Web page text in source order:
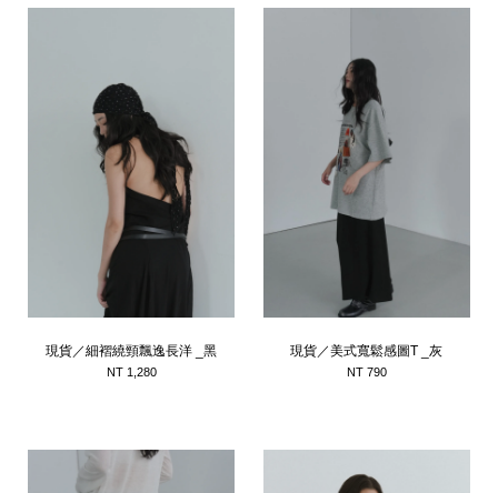
現貨／細褶繞頸飄逸長洋 _黑
NT 1,280
現貨／美式寬鬆感圖T _灰
NT 790